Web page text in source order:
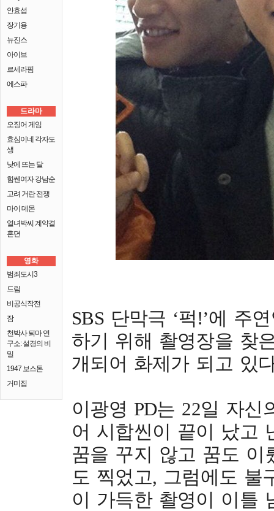
안효섭
장기용
뉴진스
아이브
르세라핌
에스파
드라마
오징어 게임
효심이네 각자도
생
낮에 뜨는 달
힘쎈여자 강남순
고려 거란 전쟁
마이 데몬
열녀박씨 계약결
혼뎐
영화
범죄도시3
드림
비공식작전
잠
천박사 퇴마 연
구소: 설경의 비
밀
1947 보스톤
거미집
SBS 단막극 ‘퍽!’에 주
하기 위해 촬영장을 찾
개되어 화제가 되고 있
이광영 PD는 22일 자신
어 시합씬이 끝이 났고
꿈을 꾸지 않고 꿈도 이
도 찍었고, 그럼에도 불
이 가득한 촬영이 이틀